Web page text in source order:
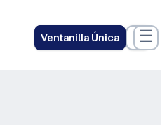
Ventanilla Única ☰